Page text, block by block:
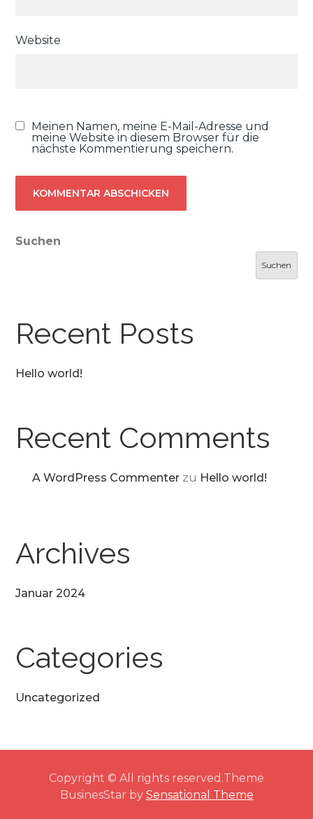
Website
Meinen Namen, meine E-Mail-Adresse und
meine Website in diesem Browser für die
nächste Kommentierung speichern.
Suchen
Suchen
Recent Posts
Hello world!
Recent Comments
A WordPress Commenter zu Hello world!
Archives
Januar 2024
Categories
Uncategorized
Copyright © All rights reserved.Theme
BusinesStar by Sensational Theme